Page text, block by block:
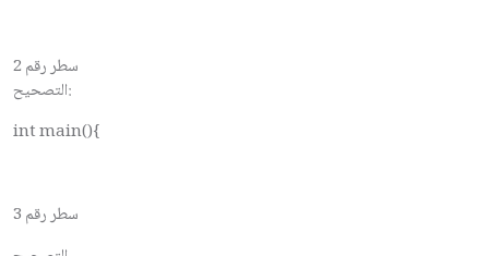
سطر رقم 2
التصحيح:
int main(){
سطر رقم 3